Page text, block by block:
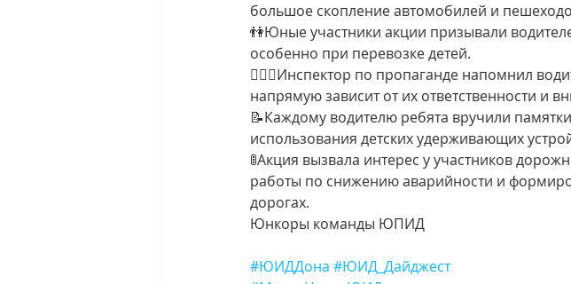
большое скопление автомобилей и
👫Юные участники акции призывали
особенно при перевозке детей.
👮🏻‍♀️Инспектор по пропаганде напомнил
напрямую зависит от их ответственности и
📝Каждому водителю ребята вручили
использования детских удерживающих
🚦Акция вызвала интерес у участников
работы по снижению аварийности и
дорогах.
Юнкоры команды ЮПИД
#ЮИДДона #ЮИД_Дайджест